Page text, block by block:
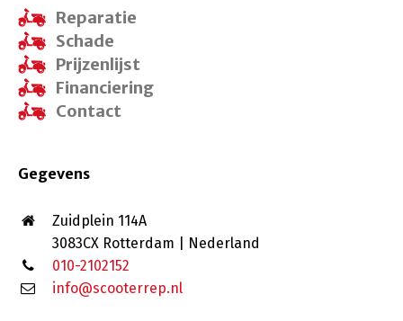
Reparatie
Schade
Prijzenlijst
Financiering
Contact
Gegevens
Zuidplein 114A
3083CX Rotterdam | Nederland
010-2102152
info@scooterrep.nl